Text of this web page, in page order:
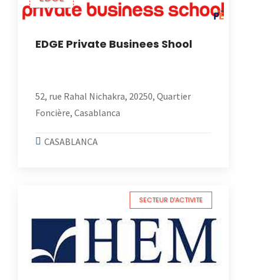
EDGE Private Businees Shool
52, rue Rahal Nichakra, 20250, Quartier
Foncière, Casablanca
CASABLANCA
SECTEUR D'ACTIVITE